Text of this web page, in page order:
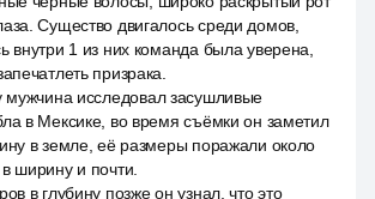
Существо двигалось среди домов,
внутри 1 из них команда была уверена,
призрака.
мужчина исследовал засушливые
в Мексике, во время съёмки он заметил
в земле, её размеры поражали около
ширину и почти.
в глубину позже он узнал, что это